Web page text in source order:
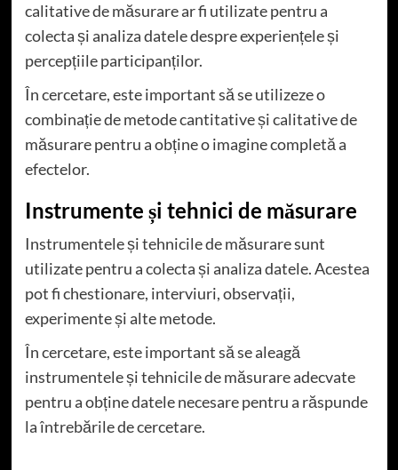
calitative de măsurare ar fi utilizate pentru a
colecta și analiza datele despre experiențele și
percepțiile participanților.
În cercetare, este important să se utilizeze o
combinație de metode cantitative și calitative de
măsurare pentru a obține o imagine completă a
efectelor.
Instrumente și tehnici de măsurare
Instrumentele și tehnicile de măsurare sunt
utilizate pentru a colecta și analiza datele. Acestea
pot fi chestionare, interviuri, observații,
experimente și alte metode.
În cercetare, este important să se aleagă
instrumentele și tehnicile de măsurare adecvate
pentru a obține datele necesare pentru a răspunde
la întrebările de cercetare.